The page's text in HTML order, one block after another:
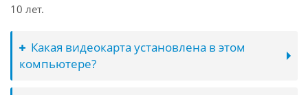
10 лет.
Какая видеокарта установлена в этом
компьютере?